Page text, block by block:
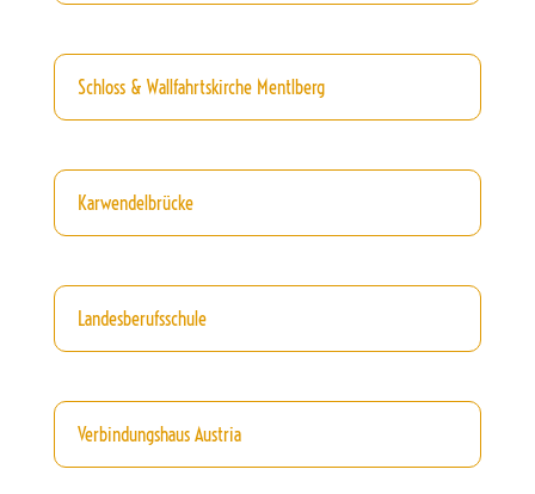
Schloss & Wallfahrtskirche Mentlberg
Karwendelbrücke
Landesberufsschule
Verbindungshaus Austria